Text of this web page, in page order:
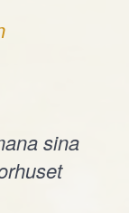
sina